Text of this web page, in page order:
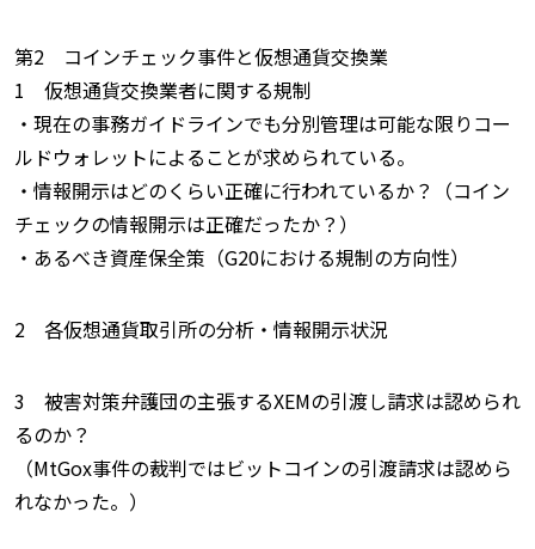
第2 コインチェック事件と仮想通貨交換業
1 仮想通貨交換業者に関する規制
・現在の事務ガイドラインでも分別管理は可能な限りコー
ルドウォレットによることが求められている。
・情報開示はどのくらい正確に行われているか？（コイン
チェックの情報開示は正確だったか？）
・あるべき資産保全策（G20における規制の方向性）
2 各仮想通貨取引所の分析・情報開示状況
3 被害対策弁護団の主張するXEMの引渡し請求は認められ
るのか？
（MtGox事件の裁判ではビットコインの引渡請求は認めら
れなかった。）